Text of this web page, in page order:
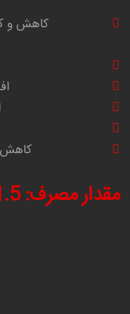
کاهش و
کاهش
مقدار مصرف: 1.5 – 15 Kg/m3